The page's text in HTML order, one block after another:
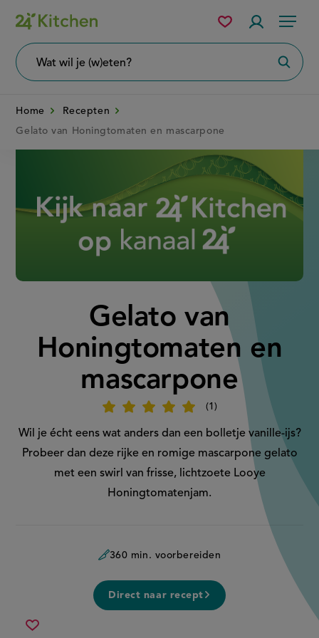
Overslaan
en
naar
gaan
Menu
wil
Mijn
bewaarde
Home
Recepten
Gelato van Honingtomaten en mascarpone
Gelato van
Honingtomaten en
mascarpone
1
Beoordeel
'Gelato
van
Honingtomaten
en
mascarpone'
Wil je écht eens wat anders dan een bolletje vanille-ijs?
Probeer dan dezerijke en romige mascarpone gelato
met een swirl van frisse, lichtzoete Looye
Honingtomatenjam.
360 min. voorbereiden
Direct naar recept
Sla
gelato